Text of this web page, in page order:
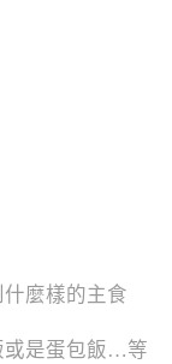
麼樣的主食
或是蛋包飯…等